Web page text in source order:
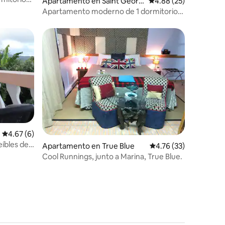
e's
Apartamento moderno de 1 dormitorio
Calificación promedio: 4.67 de 5, 6 reseñas
4.67 (6)
de
Apartamento en True Blue Calificación
4.76 (33)
Cool Runnings, junto a Marina, True Blue.